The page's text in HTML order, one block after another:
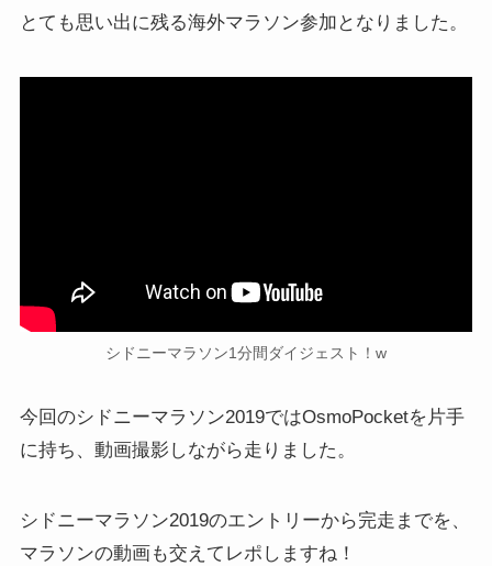
とても思い出に残る海外マラソン参加となりました。
シドニーマラソン1分間ダイジェスト！w
今回のシドニーマラソン2019ではOsmoPocketを片手
に持ち、動画撮影しながら走りました。
シドニーマラソン2019のエントリーから完走までを、
マラソンの動画も交えてレポしますね！